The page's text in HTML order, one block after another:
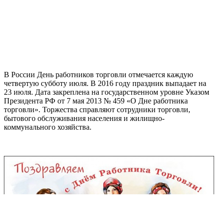
В России День работников торговли отмечается каждую
четвертую субботу июля. В 2016 году праздник выпадает на
23 июля. Дата закреплена на государственном уровне Указом
Президента РФ от 7 мая 2013 № 459 «О Дне работника
торговли». Торжества справляют сотрудники торговли,
бытового обслуживания населения и жилищно-
коммунального хозяйства.